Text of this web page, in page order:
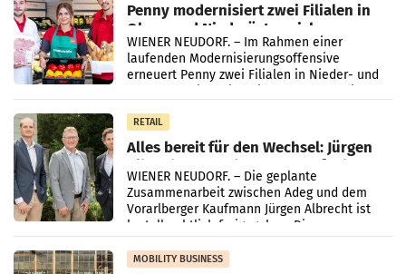
Penny modernisiert zwei Filialen in
Ober- und Niederösterreich
WIENER NEUDORF. – Im Rahmen einer
laufenden Modernisierungsoffensive
erneuert Penny zwei Filialen in Nieder- und
RETAIL
Alles bereit für den Wechsel: Jürgen
Albrecht setzt ab 1.1.2027 auf Adeg
WIENER NEUDORF. – Die geplante
Zusammenarbeit zwischen Adeg und dem
Vorarlberger Kaufmann Jürgen Albrecht ist
kartellrechtlich freigegeben: Die
Bundeswettbewerbsbehörde und der
Bundeskartellanwalt
MOBILITY BUSINESS